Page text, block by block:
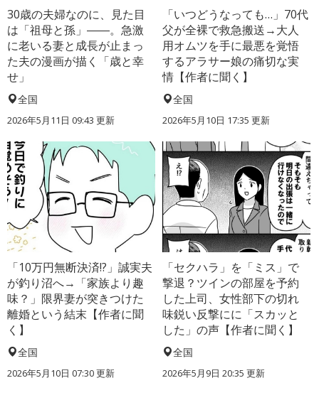
30歳の夫婦なのに、見た目
は「祖母と孫」――。急激
に老いる妻と成長が止まっ
た夫の漫画が描く「歳と幸
せ」
全国
2026年5月11日 09:43 更新
「いつどうなっても…」70代
父が全裸で救急搬送→大人
用オムツを手に最悪を覚悟
するアラサー娘の痛切な実
情【作者に聞く】
全国
2026年5月10日 17:35 更新
「10万円無断決済!?」誠実夫
が釣り沼へ→「家族より趣
味？」限界妻が突きつけた
離婚という結末【作者に聞
く】
全国
2026年5月10日 07:30 更新
「セクハラ」を「ミス」で
撃退？ツインの部屋を予約
した上司、女性部下の切れ
味鋭い反撃にに「スカッと
した」の声【作者に聞く】
全国
2026年5月9日 20:35 更新